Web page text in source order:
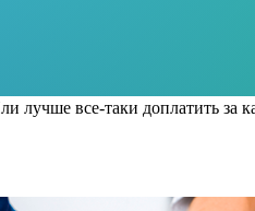
лучше все-таки доплатить за